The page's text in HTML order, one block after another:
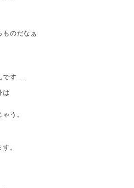
のだなぁ
です….
は
う。
。